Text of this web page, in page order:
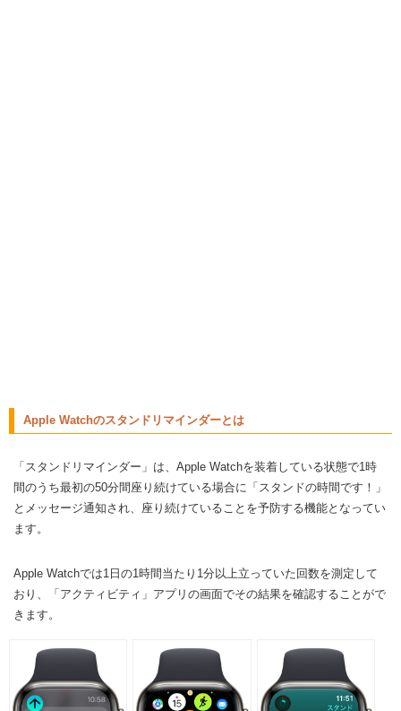
Apple Watchのスタンドリマインダーとは
「スタンドリマインダー」は、Apple Watchを装着している状態で1時
間のうち最初の50分間座り続けている場合に「スタンドの時間です！」
とメッセージ通知され、座り続けていることを予防する機能となってい
ます。
Apple Watchでは1日の1時間当たり1分以上立っていた回数を測定して
おり、「アクティビティ」アプリの画面でその結果を確認することがで
きます。